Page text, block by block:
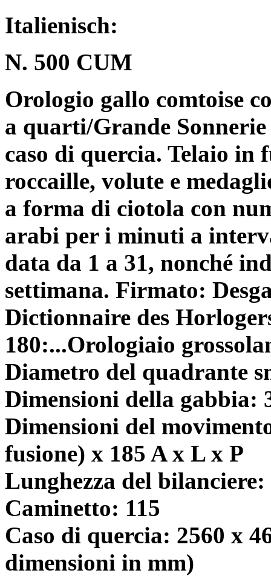
Italienisch:
N. 500 CUM
Orologio gallo comtoise
a quarti/Grande
caso di quercia. Telaio in
roccaille, volute e
a forma di ciotola con
arabi per i minuti a
data da 1 a 31, nonché
settimana. Firmato:
Dictionnaire des
180:...Orologiaio
Diametro del quadrante
Dimensioni della gabbia:
Dimensioni del
fusione) x 185 A x L x P
Lunghezza del bilanciere:
Caminetto: 115
Caso di quercia: 2560 x
dimensioni in mm)